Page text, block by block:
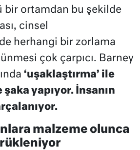
bir ortamdan bu şekilde
cinsel
herhangi bir zorlama
çok çarpıcı. Barney
‘uşaklaştırma’ ile
yapıyor. İnsanın
malzeme olunca